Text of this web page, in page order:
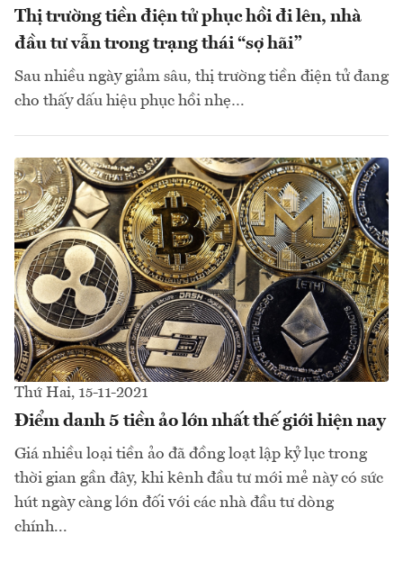
Thị trường tiền điện tử phục hồi đi lên, nhà
đầu tư vẫn trong trạng thái “sợ hãi”
Sau nhiều ngày giảm sâu, thị trường tiền điện tử đang
cho thấy dấu hiệu phục hồi nhẹ…
Thứ Hai, 15-11-2021
Điểm danh 5 tiền ảo lớn nhất thế giới hiện nay
Giá nhiều loại tiền ảo đã đồng loạt lập kỷ lục trong
thời gian gần đây, khi kênh đầu tư mới mẻ này có sức
hút ngày càng lớn đối với các nhà đầu tư dòng
chính...